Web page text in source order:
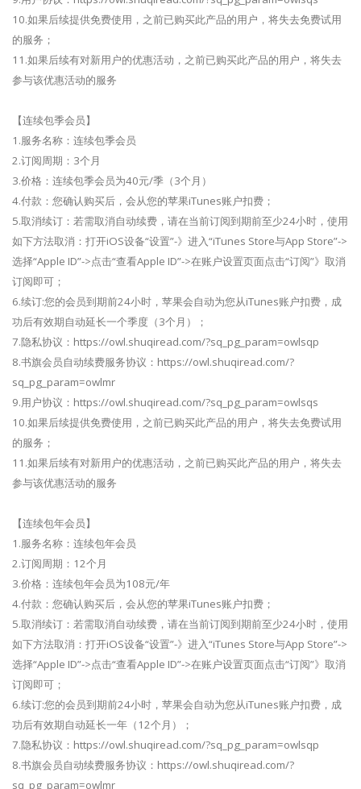
10.如果后续提供免费使用，之前已购买此产品的用户，将失去免费试用
的服务；
11.如果后续有对新用户的优惠活动，之前已购买此产品的用户，将失去
参与该优惠活动的服务
【连续包季会员】
1.服务名称：连续包季会员
2.订阅周期：3个月
3.价格：连续包季会员为40元/季（3个月）
4.付款：您确认购买后，会从您的苹果iTunes账户扣费；
5.取消续订：若需取消自动续费，请在当前订阅到期前至少24小时，使用
如下方法取消：打开iOS设备“设置”-》进入“iTunes Store与App Store”->
选择“Apple ID”->点击“查看Apple ID”->在账户设置页面点击“订阅”》取消
订阅即可；
6.续订:您的会员到期前24小时，苹果会自动为您从iTunes账户扣费，成
功后有效期自动延长一个季度（3个月）；
7.隐私协议：https://owl.shuqiread.com/?sq_pg_param=owlsqp
8.书旗会员自动续费服务协议：https://owl.shuqiread.com/?
sq_pg_param=owlmr
9.用户协议：https://owl.shuqiread.com/?sq_pg_param=owlsqs
10.如果后续提供免费使用，之前已购买此产品的用户，将失去免费试用
的服务；
11.如果后续有对新用户的优惠活动，之前已购买此产品的用户，将失去
参与该优惠活动的服务
【连续包年会员】
1.服务名称：连续包年会员
2.订阅周期：12个月
3.价格：连续包年会员为108元/年
4.付款：您确认购买后，会从您的苹果iTunes账户扣费；
5.取消续订：若需取消自动续费，请在当前订阅到期前至少24小时，使用
如下方法取消：打开iOS设备“设置”-》进入“iTunes Store与App Store”->
选择“Apple ID”->点击“查看Apple ID”->在账户设置页面点击“订阅”》取消
订阅即可；
6.续订:您的会员到期前24小时，苹果会自动为您从iTunes账户扣费，成
功后有效期自动延长一年（12个月）；
7.隐私协议：https://owl.shuqiread.com/?sq_pg_param=owlsqp
8.书旗会员自动续费服务协议：https://owl.shuqiread.com/?
sq_pg_param=owlmr